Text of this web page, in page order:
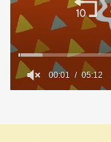
5
00:02 05:12